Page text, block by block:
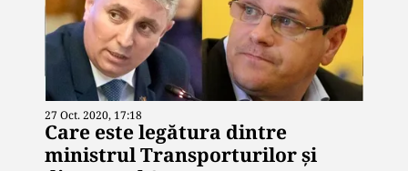
27 Oct. 2020, 17:18
Care este legătura dintre
ministrul Transporturilor și